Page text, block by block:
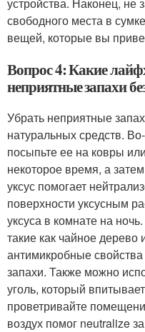
свободного места в
вещей, которые вы
Вопрос 4: Какие
неприятные запахи
Убрать неприятные
натуральных средств.
посыпьте ее на ковры
некоторое время, а
уксус помогает
поверхности уксусным
уксуса в комнате на
такие как чайное
антимикробные
запахи. Также можно
уголь, который
проветривайте
воздух помог neutralize